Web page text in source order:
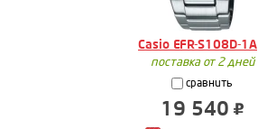
Casio EFR-S108D-1A
поставка от 2 дней
сравнить
19 540